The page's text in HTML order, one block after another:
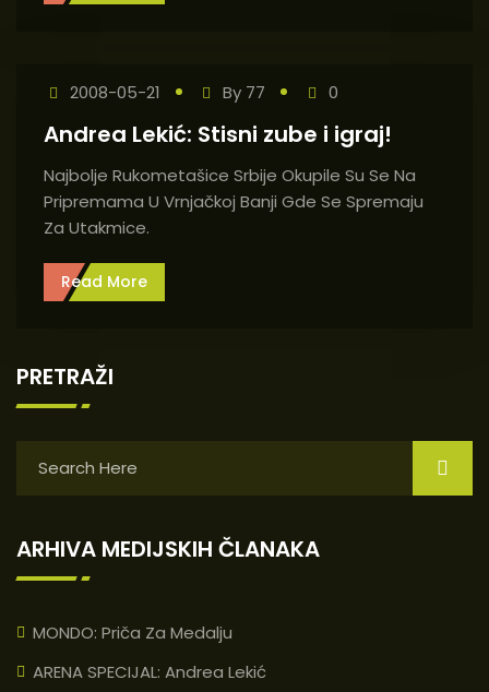
2008-05-21 By 77 0
Andrea Lekić: Stisni zube i igraj!
Najbolje Rukometašice Srbije Okupile Su Se Na
Pripremama U Vrnjačkoj Banji Gde Se Spremaju
Za Utakmice.
Read More
PRETRAŽI
ARHIVA MEDIJSKIH ČLANAKA
MONDO: Priča Za Medalju
ARENA SPECIJAL: Andrea Lekić